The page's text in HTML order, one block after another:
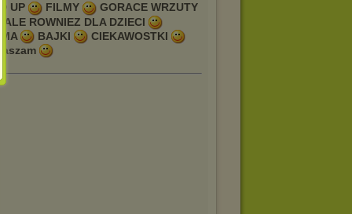
UP FILMY
GORACE WRZUTY
ROWNIEZ DLA DZIECI
BAJKI
CIEKAWOSTKI